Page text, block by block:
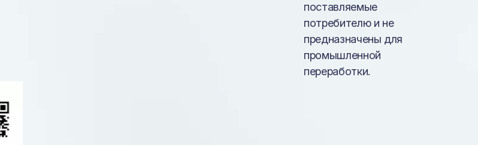
поставляемые
потребителю и не
предназначены для
промышленной
переработки.